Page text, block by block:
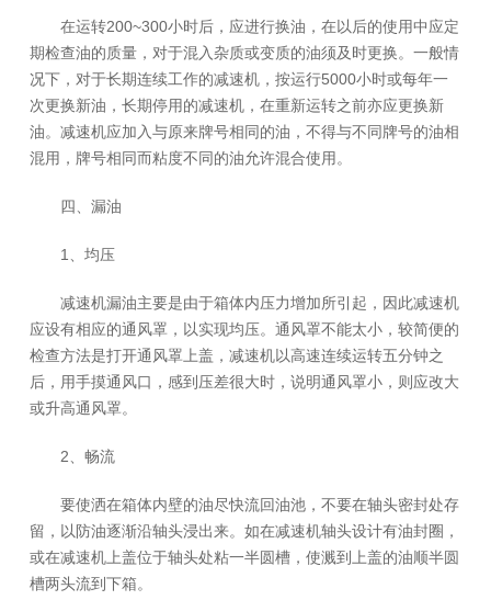
在运转200~300小时后，应进行换油，在以后的使用中应定
期检查油的质量，对于混入杂质或变质的油须及时更换。一般情
况下，对于长期连续工作的减速机，按运行5000小时或每年一
次更换新油，长期停用的减速机，在重新运转之前亦应更换新
油。减速机应加入与原来牌号相同的油，不得与不同牌号的油相
混用，牌号相同而粘度不同的油允许混合使用。
四、漏油
1、均压
减速机漏油主要是由于箱体内压力增加所引起，因此减速机
应设有相应的通风罩，以实现均压。通风罩不能太小，较简便的
检查方法是打开通风罩上盖，减速机以高速连续运转五分钟之
后，用手摸通风口，感到压差很大时，说明通风罩小，则应改大
或升高通风罩。
2、畅流
要使洒在箱体内壁的油尽快流回油池，不要在轴头密封处存
留，以防油逐渐沿轴头浸出来。如在减速机轴头设计有油封圈，
或在减速机上盖位于轴头处粘一半圆槽，使溅到上盖的油顺半圆
槽两头流到下箱。